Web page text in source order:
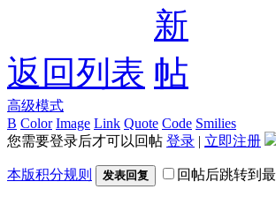
返回列表
高级模式
B Color Image Link Quote Code Smilies
您需要登录后才可以回帖 登录 | 立即注册
本版积分规则 发表回复 回帖后跳转到